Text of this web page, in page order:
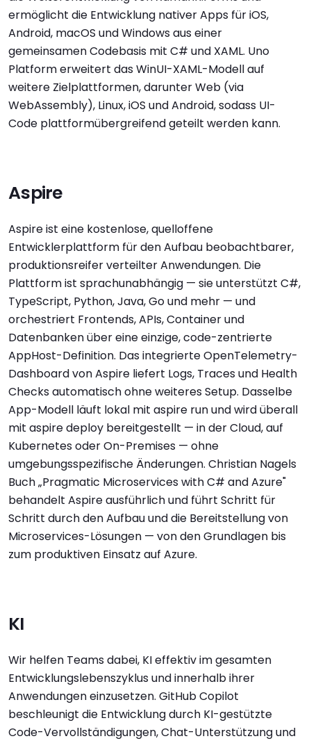
ermöglicht die Entwicklung nativer Apps für iOS,
Android, macOS und Windows aus einer
gemeinsamen Codebasis mit C# und XAML. Uno
Platform erweitert das WinUI-XAML-Modell auf
weitere Zielplattformen, darunter Web (via
WebAssembly), Linux, iOS und Android, sodass UI-
Code plattformübergreifend geteilt werden kann.
Aspire
Aspire ist eine kostenlose, quelloffene
Entwicklerplattform für den Aufbau beobachtbarer,
produktionsreifer verteilter Anwendungen. Die
Plattform ist sprachunabhängig — sie unterstützt C#,
TypeScript, Python, Java, Go und mehr — und
orchestriert Frontends, APIs, Container und
Datenbanken über eine einzige, code-zentrierte
AppHost-Definition. Das integrierte OpenTelemetry-
Dashboard von Aspire liefert Logs, Traces und Health
Checks automatisch ohne weiteres Setup. Dasselbe
App-Modell läuft lokal mit aspire run und wird überall
mit aspire deploy bereitgestellt — in der Cloud, auf
Kubernetes oder On-Premises — ohne
umgebungsspezifische Änderungen. Christian Nagels
Buch „Pragmatic Microservices with C# and Azure"
behandelt Aspire ausführlich und führt Schritt für
Schritt durch den Aufbau und die Bereitstellung von
Microservices-Lösungen — von den Grundlagen bis
zum produktiven Einsatz auf Azure.
KI
Wir helfen Teams dabei, KI effektiv im gesamten
Entwicklungslebenszyklus und innerhalb ihrer
Anwendungen einzusetzen. GitHub Copilot
beschleunigt die Entwicklung durch KI-gestützte
Code-Vervollständigungen, Chat-Unterstützung und